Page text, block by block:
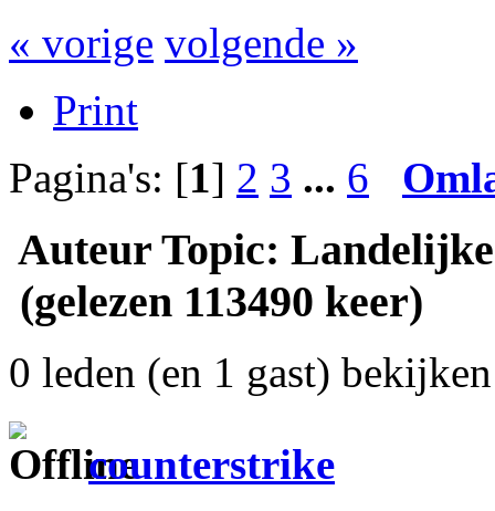
« vorige volgende »
Print
Pagina's: [1] 2 3 ... 6
Auteur Topic:
(gelezen 113490 keer)
0 leden (en 1 gast)
counterstrike